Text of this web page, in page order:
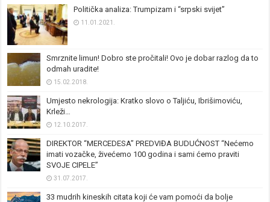
Politička analiza: Trumpizam i “srpski svijet”
11.01.2021.
Smrznite limun! Dobro ste pročitali! Ovo je dobar razlog da to
odmah uradite!
15.02.2018.
Umjesto nekrologija: Kratko slovo o Taljiću, Ibrišimoviću,
Krleži…
12.10.2017.
DIREKTOR “MERCEDESA” PREDVIĐA BUDUĆNOST “Nećemo
imati vozačke, živećemo 100 godina i sami ćemo praviti
SVOJE CIPELE”
31.07.2017.
33 mudrih kineskih citata koji će vam pomoći da bolje